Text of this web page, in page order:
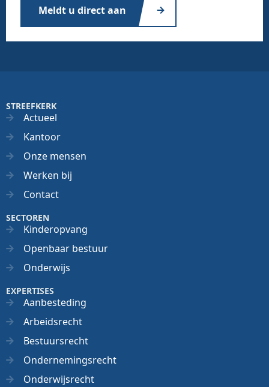
Meldt u direct aan
STREEFKERK
Actueel
Kantoor
Onze mensen
Werken bij
Contact
SECTOREN
Kinderopvang
Openbaar bestuur
Onderwijs
EXPERTISES
Aanbesteding
Arbeidsrecht
Bestuursrecht
Ondernemingsrecht
Onderwijsrecht